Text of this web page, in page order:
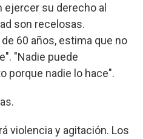
su derecho al
son recelosas.
60 años, estima que no
"Nadie puede
porque nadie lo hace".
violencia y agitación. Los